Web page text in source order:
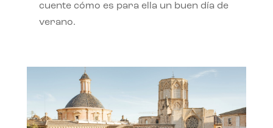
cuente cómo es para ella un buen día de
verano.